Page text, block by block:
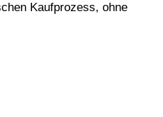
Kaufprozess, ohne